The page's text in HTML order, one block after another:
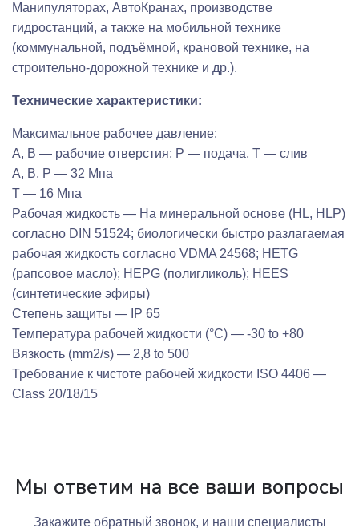
Манипуляторах, АвтоКранах, производстве
гидростанций, а также на мобильной технике
(коммунальной, подъёмной, крановой технике, на
строительно-дорожной технике и др.).
Технические характеристики:
Максимальное рабочее давление:
A, B — рабочие отверстия; P — подача, T — слив
A, B, P — 32 Мпа
T — 16 Мпа
Рабочая жидкость — На минеральной основе (HL, HLP)
согласно DIN 51524; биологически быстро разлагаемая
рабочая жидкость согласно VDMA 24568; HETG
(рапсовое масло); HEPG (полигликоль); HEES
(синтетические эфиры)
Степень защиты — IP 65
Температура рабочей жидкости (°C) — -30 to +80
Вязкость (mm2/s) — 2,8 to 500
Требование к чистоте рабочей жидкости ISO 4406 —
Class 20/18/15
Мы ответим на все ваши вопросы
Закажите обратный звонок, и наши специалисты